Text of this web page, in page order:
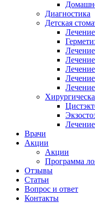
Диагностика
Детская
Врачи
Акции
Акции
Программа
Отзывы
Статьи
Вопрос и ответ
Контакты